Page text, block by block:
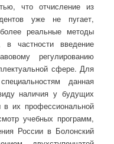
что отчисление из
уже не пугает,
реальные методы
в частности введение
регулированию
сфере. Для
данная
наличия у будущих
в их профессиональной
учебных программ,
России в Болонский